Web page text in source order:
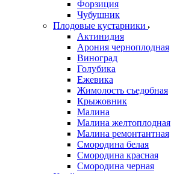
Форзиция
Чубушник
Плодовые кустарники
Актинидия
Арония черноплодная
Виноград
Голубика
Ежевика
Жимолость съедобная
Крыжовник
Малина
Малина желтоплодная
Малина ремонтантная
Смородина белая
Смородина красная
Смородина черная